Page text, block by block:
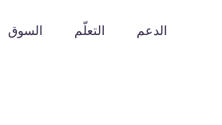
الدعم التعلّم السوق